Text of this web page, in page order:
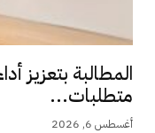
المطالبة بتعزيز
متطلبات...
أغسطس 6, 2026